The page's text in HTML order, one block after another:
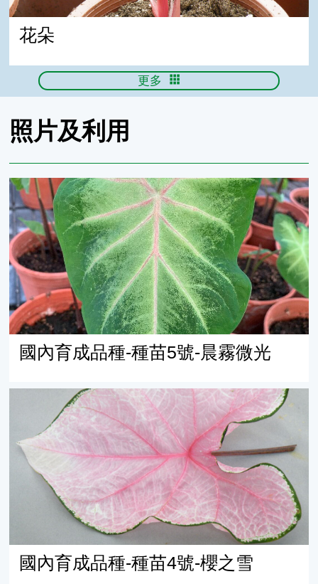
花朵
更多
照片及利用
國內育成品種-種苗5號-晨霧微光
國內育成品種-種苗5號-晨霧微光
國內育成品種-種苗4號-櫻之雪
國內育成品種-種苗4號-櫻之雪